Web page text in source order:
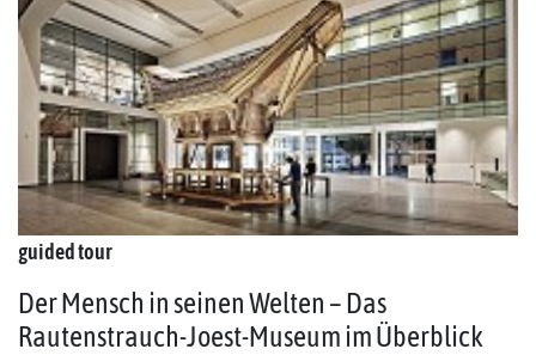
guided tour
Der Mensch in seinen Welten – Das
Rautenstrauch-Joest-Museum im Überblick